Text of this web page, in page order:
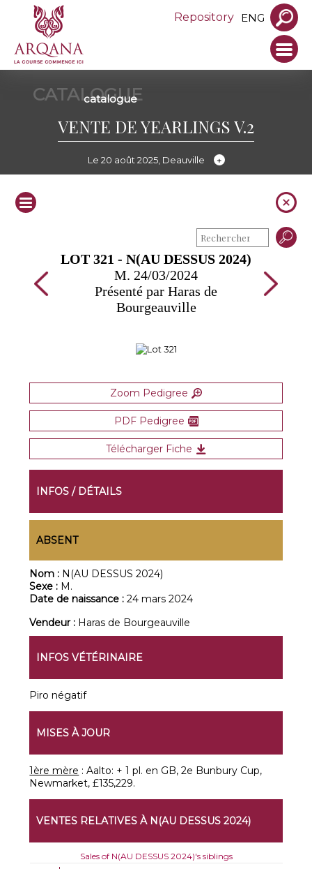
Repository ENG
CATALOGUE
catalogue
VENTE DE YEARLINGS V.2
Le 20 août 2025, Deauville
LOT 321 - N(AU DESSUS 2024)
M. 24/03/2024
Présenté par Haras de
Bourgeauville
Zoom Pedigree
PDF Pedigree
Télécharger Fiche
INFOS / DÉTAILS
ABSENT
Nom : N(AU DESSUS 2024)
Sexe : M.
Date de naissance :24 mars 2024
Vendeur : Haras de Bourgeauville
INFOS VÉTÉRINAIRE
Piro négatif
MISES À JOUR
1ère mère : Aalto: + 1 pl. en GB, 2e Bunbury Cup,
Newmarket, £135,229.
VENTES RELATIVES À N(AU DESSUS 2024)
Sales of N(AU DESSUS 2024)'s siblings